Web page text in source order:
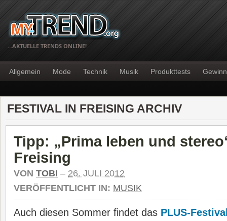
…AKTUELLE TRENDS ONLINE!
Allgemein Mode Technik Musik Produkttests
FESTIVAL IN FREISING ARCHIV
Tipp: „Prima leben und
Freising
VON TOBI – 26. JULI 2012
VERÖFFENTLICHT IN: MUSIK
Auch diesen Sommer findet das PLUS-